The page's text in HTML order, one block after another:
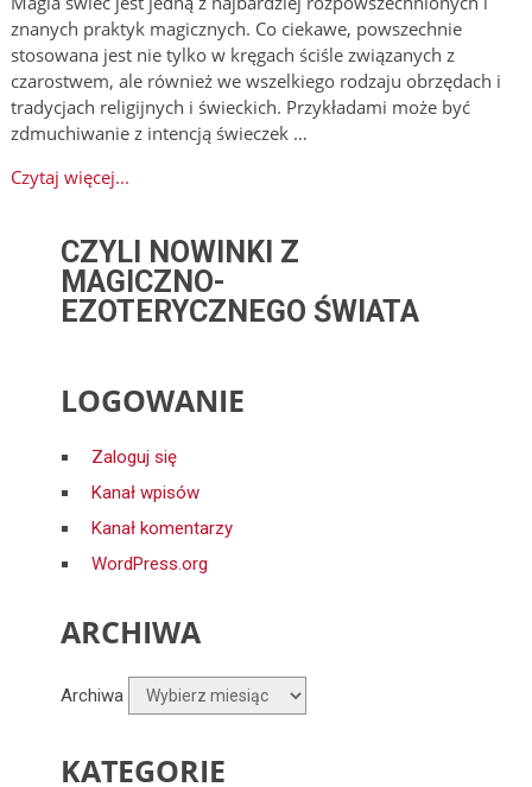
znanych praktyk magicznych. Co ciekawe, powszechnie
stosowana jest nie tylko w kręgach ściśle związanych z
czarostwem, ale również we wszelkiego rodzaju obrzędach i
tradycjach religijnych i świeckich. Przykładami może być
zdmuchiwanie z intencją świeczek …
Czytaj więcej...
CZYLI NOWINKI Z
MAGICZNO-
EZOTERYCZNEGO ŚWIATA
LOGOWANIE
Zaloguj się
Kanał wpisów
Kanał komentarzy
WordPress.org
ARCHIWA
Archiwa
KATEGORIE